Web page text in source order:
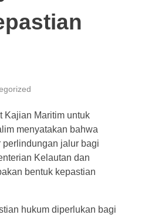
Kajian Maritim untuk
menyatakan bahwa
jalur bagi
Kelautan dan
bentuk kepastian
hukum diperlukan bagi